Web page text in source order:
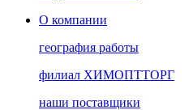
О компании
география работы
филиал ХИМОПТТОРГ
наши поставщики